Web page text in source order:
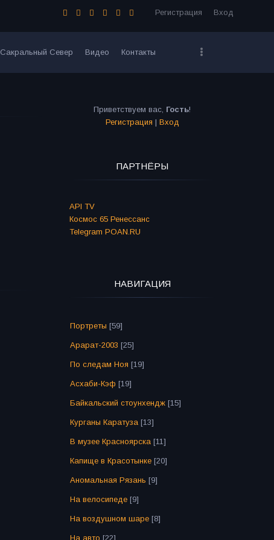
Регистрация Вход
Сакральный Север Видео Контакты
Приветствуем вас, Гость!
Регистрация | Вход
ПАРТНЁРЫ
API TV
Космос 65 Ренессанс
Telegram POAN.RU
НАВИГАЦИЯ
Портреты [59]
Арарат-2003 [25]
По следам Ноя [19]
Асхаби-Кэф [19]
Байкальский стоунхендж [15]
Курганы Каратуза [13]
В музее Красноярска [11]
Капище в Красотынке [20]
Аномальная Рязань [9]
На велосипеде [9]
На воздушном шаре [8]
На авто [22]